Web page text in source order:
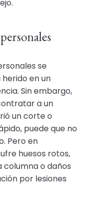
se
en un
Sin embargo,
a un
un corte o
puede que no
Pero en
huesos rotos,
columna o daños
por lesiones